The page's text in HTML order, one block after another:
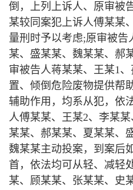
倒，上列上诉人、原审被
某较同案犯上诉人傅某某
量刑时予以考虑;原审被告
某、盛某某、魏某某、郝
审被告人蒋某某、王某1
置、倾倒危险废物提供帮
辅助作用，均系从犯，依
人傅某某、王某2、李某
某某、郝某某、夏某某、
魏某某主动投案，到案后
首，依法均可从轻、减轻
某、顾某某、张某某、史